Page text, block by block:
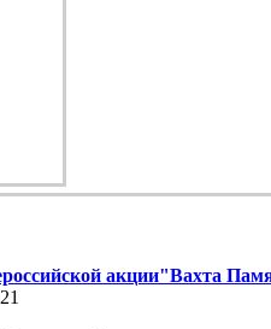
акции"Вахта